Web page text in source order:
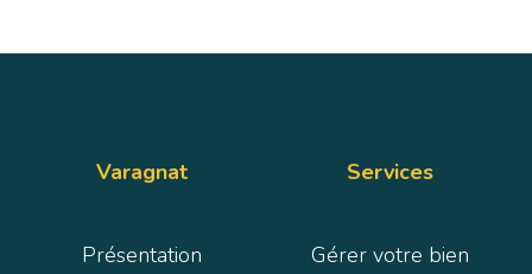
Varagnat
Présentation
Services
Gérer votre bien